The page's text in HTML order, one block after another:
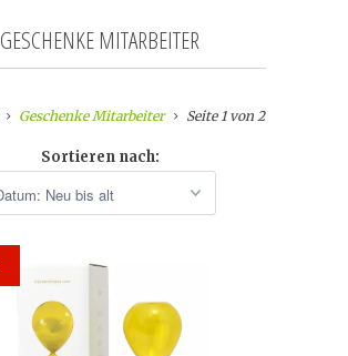
GESCHENKE MITARBEITER
Geschenke Mitarbeiter Seite 1 von 2
Sortieren nach: